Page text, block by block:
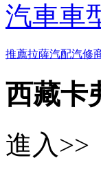
汽車車
推薦拉薩汽配汽修
西藏卡
進入>>